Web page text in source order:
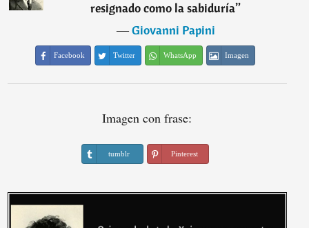
resignado como la sabiduría”
―Giovanni Papini
Facebook Twitter WhatsApp Imagen
Imagen con frase:
tumblr Pinterest